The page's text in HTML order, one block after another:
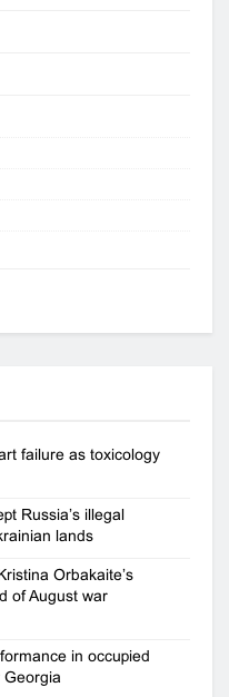
failure as toxicology
Russia’s illegal
lands
Orbakaite’s
of August war
in occupied
Georgia